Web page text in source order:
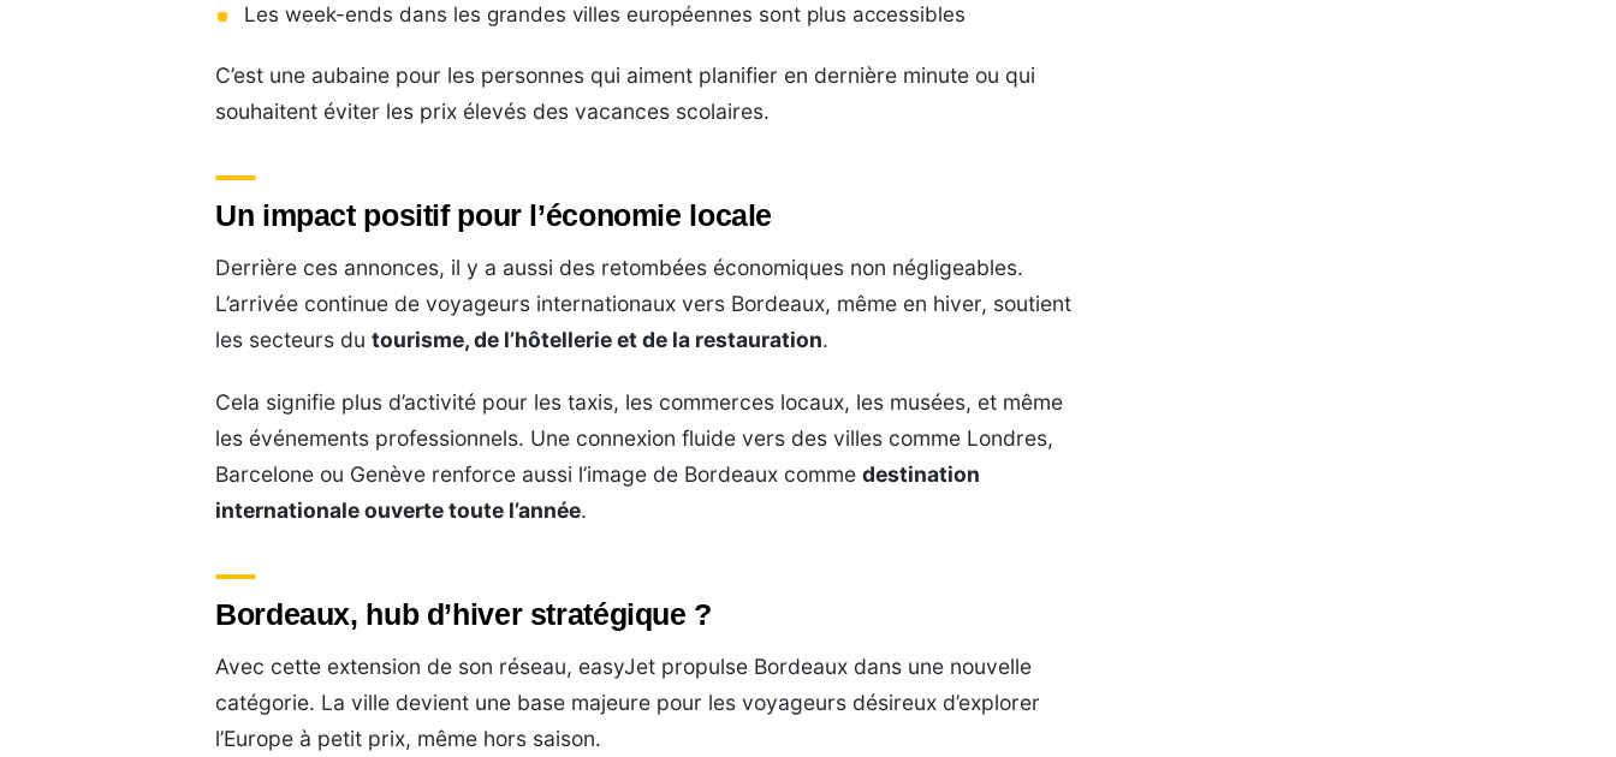
Les week-ends dans les grandes villes européennes sont plus accessibles
C’est une aubaine pour les personnes qui aiment planifier en dernière minute ou qui
souhaitent éviter les prix élevés des vacances scolaires.
Un impact positif pour l’économie locale
Derrière ces annonces, il y a aussi des retombées économiques non négligeables.
L’arrivée continue de voyageurs internationaux vers Bordeaux, même en hiver, soutient
les secteurs dutourisme, de l’hôtellerie et de la restauration.
Cela signifie plus d’activité pour les taxis, les commerces locaux, les musées, et même
les événements professionnels. Une connexion fluide vers des villes comme Londres,
Barcelone ou Genève renforce aussi l’image de Bordeaux commedestination
internationale ouverte toute l’année.
Bordeaux, hub d’hiver stratégique ?
Avec cette extension de son réseau, easyJet propulse Bordeaux dans une nouvelle
catégorie. La ville devient une base majeure pour les voyageurs désireux d’explorer
l’Europe à petit prix, même hors saison.